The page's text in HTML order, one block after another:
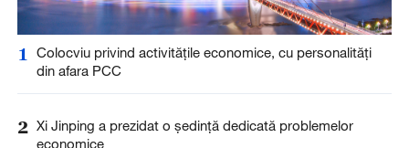
1
Colocviu privind activitățile economice, cu personalități
din afara PCC
2 Xi Jinping a prezidat o ședință dedicată problemelor
economice